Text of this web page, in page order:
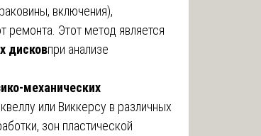
включения),
ремонта. Этот метод является
дисковпри анализе
механических
или Виккерсу в различных
зон пластической